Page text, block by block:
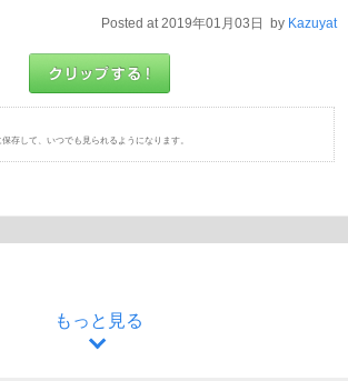
Posted at 2019年01月03日 by Kazuyat
存して、いつでも見られるようになります。
もっと見る